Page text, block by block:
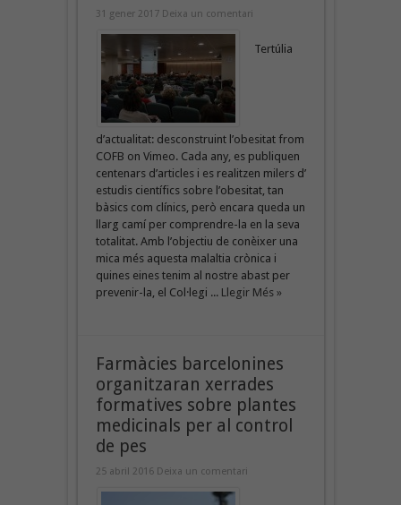
31 gener 2017 Deixa un comentari
Tertúlia
d’actualitat: desconstruint l’obesitat from
COFB on Vimeo. Cada any, es publiquen
centenars d’articles i es realitzen milers d’
estudis científics sobre l’obesitat, tan
bàsics com clínics, però encara queda un
llarg camí per comprendre-la en la seva
totalitat. Amb l’objectiu de conèixer una
mica més aquesta malaltia crònica i
quines eines tenim al nostre abast per
prevenir-la, el Col·legi ... Llegir Més »
Farmàcies barcelonines
organitzaran xerrades
formatives sobre plantes
medicinals per al control
de pes
25 abril 2016 Deixa un comentari